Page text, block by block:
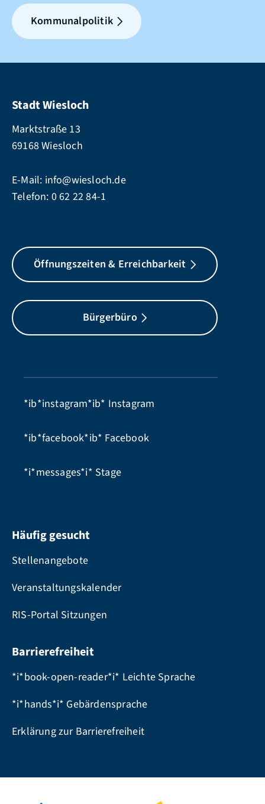
Kommunalpolitik
Stadt Wiesloch
Marktstraße 13
69168 Wiesloch
E-Mail: info@wiesloch.de
Telefon: 0 62 22 84-1
Öffnungszeiten & Erreichbarkeit
Bürgerbüro
*ib*instagram*ib* Instagram
*ib*facebook*ib* Facebook
*i*messages*i* Stage
Häufig gesucht
Stellenangebote
Veranstaltungskalender
RIS-Portal Sitzungen
Barrierefreiheit
*i*book-open-reader*i* Leichte Sprache
*i*hands*i* Gebärdensprache
Erklärung zur Barrierefreiheit